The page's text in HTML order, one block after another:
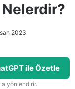
Nelerdir?
2023
ile Özetle
yönlendirir.